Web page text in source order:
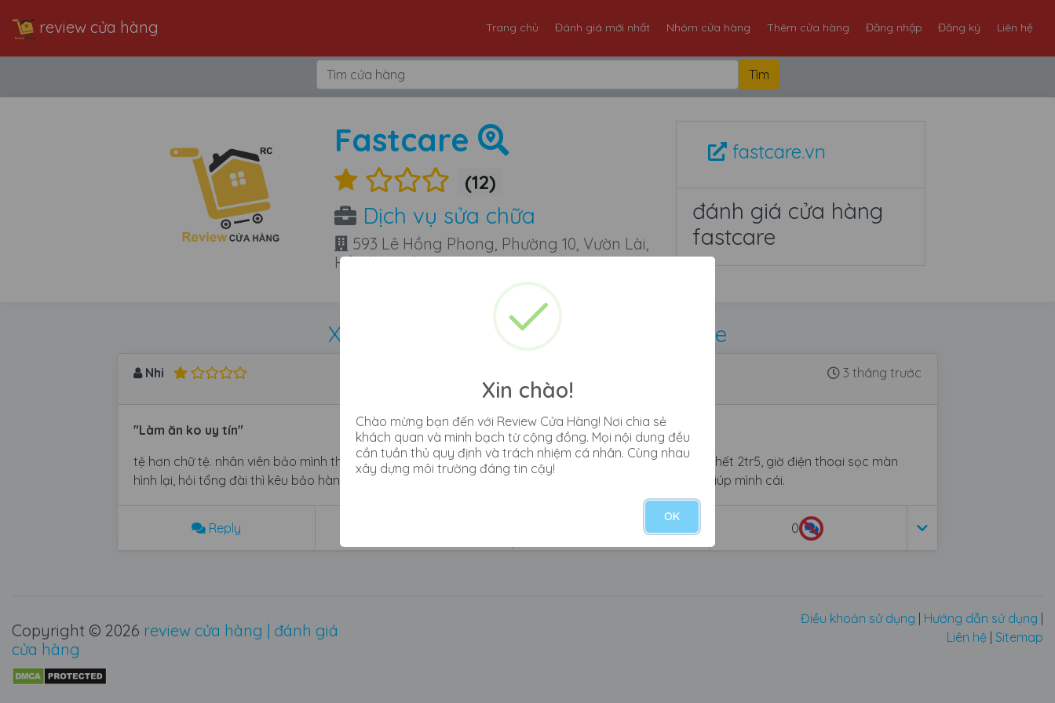
review cửa hàng Trang chủ Đánh giá mới nhất Nhóm cửa hàng Thêm cửa hàng Đăng nhập Đăng ký Liên hệ
Fastcare
(12)
Dịch vụ sửa chữa
593 Lê Hồng Phong, Phường 10, Vườn Lài,
Hồ Chí Minh
fastcare.vn
đánh giá cửa hàng
fastcare
Xem tất cả đánh giá cửa hàng Fastcare
Nhi 3 tháng trước
"Làm ăn ko uy tín"
tệ hơn chữ tệ. nhân viên bảo mình thay màn hình sẽ k bị sọc màn hình nữa , nên mình quyết định thay hết 2tr5, giờ điện thoại sọc màn
hình lại, hỏi tổng đài thì kêu bảo hành mình cảm ứng. tiệm nên nhắc nhở nhân viên thận trọng lời nói giúp mình cái.
Reply 0
Copyright © 2026 review cửa hàng | đánh giá
cửa hàng
Điều khoản sử dụng Hướng dẫn sử dụng
Liên hệ Sitemap
Xin chào!
Chào mừng bạn đến với Review Cửa Hàng! Nơi chia sẻ
khách quan và minh bạch từ cộng đồng. Mọi nội dung đều
cần tuần thủ quy định và trách nhiệm cá nhân. Cùng nhau
xây dựng môi trường đáng tin cậy!
OK